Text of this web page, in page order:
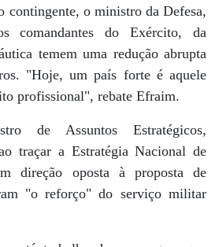
contingente, o ministro da Defesa,
comandantes do Exército, da
temem uma redução abrupta
"Hoje, um país forte é aquele
profissional", rebate Efraim.
de Assuntos Estratégicos,
traçar a Estratégia Nacional de
direção oposta à proposta de
"o reforço" do serviço militar